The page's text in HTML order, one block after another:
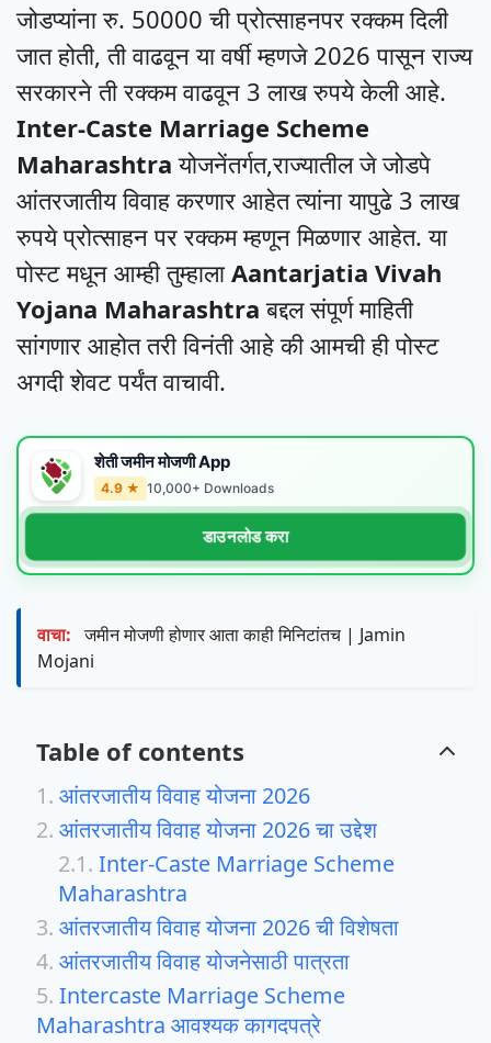
जोडप्यांना रु. 50000 ची प्रोत्साहनपर रक्कम दिली
जात होती, ती वाढवून या वर्षी म्हणजे 2026 पासून राज्य
सरकारने ती रक्कम वाढवून 3 लाख रुपये केली आहे.
Inter-Caste Marriage Scheme
Maharashtra योजनेंतर्गत,राज्यातील जे जोडपे
आंतरजातीय विवाह करणार आहेत त्यांना यापुढे 3 लाख
रुपये प्रोत्साहन पर रक्कम म्हणून मिळणार आहेत. या
पोस्ट मधून आम्ही तुम्हालाAantarjatia Vivah
Yojana Maharashtra बद्दल संपूर्ण माहिती
सांगणार आहोत तरी विनंती आहे की आमची ही पोस्ट
अगदी शेवट पर्यंत वाचावी.
शेती जमीन मोजणी App
4.9 ★ 10,000+ Downloads
डाउनलोड करा
वाचा: जमीन मोजणी होणार आता काही मिनिटांतच | Jamin
Mojani
Table of contents
आंतरजातीय विवाह योजना 2026
आंतरजातीय विवाह योजना 2026 चा उद्देश
Inter-Caste Marriage Scheme
Maharashtra
आंतरजातीय विवाह योजना 2026 ची विशेषता
आंतरजातीय विवाह योजनेसाठी पात्रता
Intercaste Marriage Scheme
Maharashtra आवश्यक कागदपत्रे